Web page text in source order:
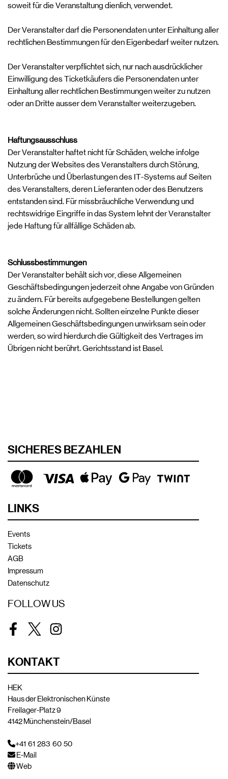
soweit für die Veranstaltung dienlich, verwendet.
Der Veranstalter darf die Personendaten unter Einhaltung aller
rechtlichen Bestimmungen für den Eigenbedarf weiter nutzen.
Der Veranstalter verpflichtet sich, nur nach ausdrücklicher
Einwilligung des Ticketkäufers die Personendaten unter
Einhaltung aller rechtlichen Bestimmungen weiter zu nutzen
oder an Dritte ausser dem Veranstalter weiterzugeben.
Haftungsausschluss
Der Veranstalter haftet nicht für Schäden, welche infolge
Nutzung der Websites des Veranstalters durch Störung,
Unterbrüche und Überlastungen des IT-Systems auf Seiten
des Veranstalters, deren Lieferanten oder des Benutzers
entstanden sind. Für missbräuchliche Verwendung und
rechtswidrige Eingriffe in das System lehnt der Veranstalter
jede Haftung für allfällige Schäden ab.
Schlussbestimmungen
Der Veranstalter behält sich vor, diese Allgemeinen
Geschäftsbedingungen jederzeit ohne Angabe von Gründen
zu ändern. Für bereits aufgegebene Bestellungen gelten
solche Änderungen nicht. Sollten einzelne Punkte dieser
Allgemeinen Geschäftsbedingungen unwirksam sein oder
werden, so wird hierdurch die Gültigkeit des Vertrages im
Übrigen nicht berührt. Gerichtsstand ist Basel.
SICHERES BEZAHLEN
LINKS
Events
Tickets
AGB
Impressum
Datenschutz
FOLLOW US
FacebookTwitterInstagram
KONTAKT
HEK
Haus der Elektronischen Künste
Freilager-Platz 9
4142 Münchenstein/Basel
+41 61 283 60 50
E-Mail
Web